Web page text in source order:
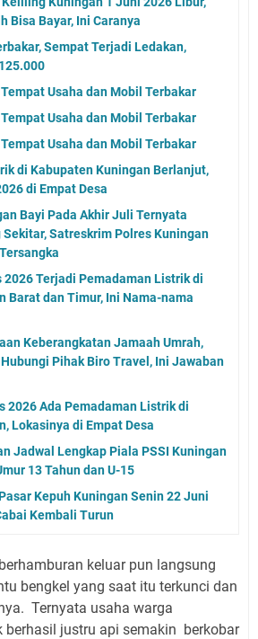
Bisa Bayar, Ini Caranya
Sempat Terjadi Ledakan,
Usaha dan Mobil Terbakar
Usaha dan Mobil Terbakar
Usaha dan Mobil Terbakar
di Kabupaten Kuningan Berlanjut,
di Empat Desa
Bayi Pada Akhir Juli Ternyata
Sekitar, Satreskrim Polres Kuningan
2026 Terjadi Pemadaman Listrik di
Barat dan Timur, Ini Nama-nama
Keberangkatan Jamaah Umrah,
Pihak Biro Travel, Ini Jawaban
2026 Ada Pemadaman Listrik di
Lokasinya di Empat Desa
Jadwal Lengkap Piala PSSI Kuningan
13 Tahun dan U-15
Kepuh Kuningan Senin 22 Juni
Kembali Turun
keluar pun langsung
bengkel yang saat itu terkunci dan
Ternyata usaha warga
berhasil justru api semakin berkobar